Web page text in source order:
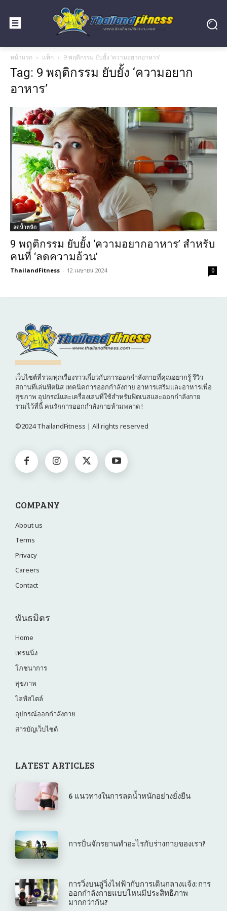
หน้าแรก แท็ก 9 พฤติกรรม ยับยั้ง ‘ความอยากอาหาร’
Tag: 9 พฤติกรรม ยับยั้ง ‘ความอยาก
อาหาร’
ลดน้ำหนัก
9 พฤติกรรม ยับยั้ง ‘ความอยากอาหาร’ สำหรับ
คนที่ ‘ลดความอ้วน’
ThailandFitness - 12 เมษายน 2024 0
เว็บไซต์ที่รวมทุกเรื่องราวเกี่ยวกับการออกกำลังกายที่คุณอยากรู้ รีวิว
สถานที่เล่นฟิตนิส เทคนิคการออกกำลังกาย อาหารเสริมและอาหารเพื่อ
สุขภาพ อุปกรณ์และเครื่องเล่นที่ใช้สำหรับฟิตเนสและออกกำลังกาย
รวมไว้ที่นี้ คนรักการออกกำลังกายห้ามพลาด !
©2024 ThailandFitness | All rights reserved
COMPANY
About us
Terms
Privacy
Careers
Contact
พันธมิตร
Home
เทรนนิ่ง
โภชนาการ
สุขภาพ
ไลฟ์สไตล์
อุปกรณ์ออกกำลังกาย
สารบัญเว็บไซต์
LATEST ARTICLES
6 แนวทางในการลดน้ำหนักอย่างยั่งยืน
การปั่นจักรยานทำอะไรกับร่างกายของเรา?
การวิ่งบนลู่วิ่งไฟฟ้ากับการเดินกลางแจ้ง: การ
ออกกำลังกายแบบไหนมีประสิทธิภาพ
มากกว่ากัน?